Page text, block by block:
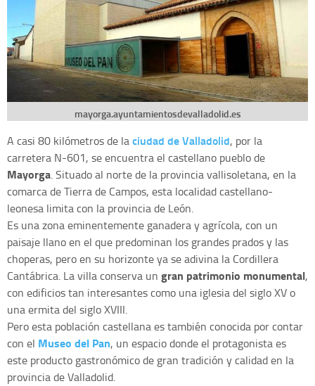
mayorga.ayuntamientosdevalladolid.es
A casi 80 kilómetros de laciudad de Valladolid, por la
carretera N-601, se encuentra el castellano pueblo de
Mayorga. Situado al norte de la provincia vallisoletana, en la
comarca de Tierra de Campos, esta localidad castellano-
leonesa limita con la provincia de León.
Es una zona eminentemente ganadera y agrícola, con un
paisaje llano en el que predominan los grandes prados y las
choperas, pero en su horizonte ya se adivina la Cordillera
Cantábrica. La villa conserva un gran patrimonio monumental,
con edificios tan interesantes como una iglesia del siglo XV o
una ermita del siglo XVIII.
Pero esta población castellana es también conocida por contar
con el Museo del Pan, un espacio donde el protagonista es
este producto gastronómico de gran tradición y calidad en la
provincia de Valladolid.